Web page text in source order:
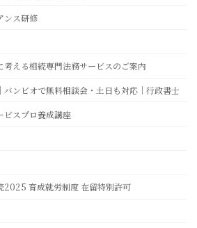
ンス研修
考える相続専門法務サービスのご案内
バンビオで無料相談会・土日も対応｜行政書士
ビスプロ養成講座
2025 育成就労制度 在留特別許可